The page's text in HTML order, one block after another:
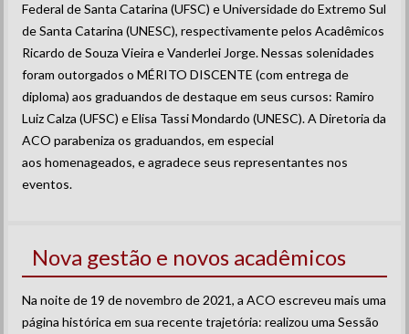
Federal de Santa Catarina (UFSC) e Universidade do Extremo Sul
de Santa Catarina (UNESC), respectivamente pelos Acadêmicos
Ricardo de Souza Vieira e Vanderlei Jorge. Nessas solenidades
foram outorgados o MÉRITO DISCENTE (com entrega de
diploma) aos graduandos de destaque em seus cursos: Ramiro
Luiz Calza (UFSC) e Elisa Tassi Mondardo (UNESC). A Diretoria da
ACO parabeniza os graduandos, em especial
aos homenageados, e agradece seus representantes nos
eventos.
Nova gestão e novos acadêmicos
Na noite de 19 de novembro de 2021, a ACO escreveu mais uma
página histórica em sua recente trajetória: realizou uma Sessão